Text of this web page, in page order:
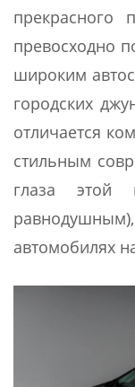
прекрасного
превосходно
широким
городских
отличается
стильным
глаза этой
автомобилях